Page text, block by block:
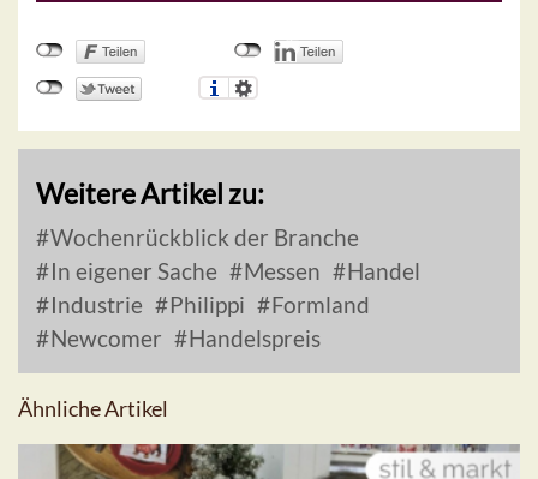
Weitere Artikel zu:
Wochenrückblick der Branche
In eigener Sache
Messen
Handel
Industrie
Philippi
Formland
Newcomer
Handelspreis
Ähnliche Artikel